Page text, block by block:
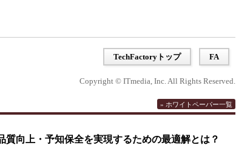
TechFactoryトップ FA
Copyright © ITmedia, Inc. All Rights Reserved.
» ホワイトペーパー一覧
向上・予知保全を実現するための最適解とは？